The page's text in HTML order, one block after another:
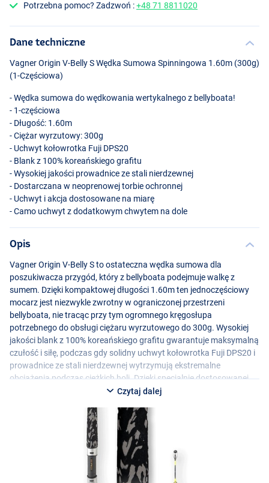
Potrzebna pomoc? Zadzwoń :+48 71 8811020
Dane techniczne
Vagner Origin V-Belly S Wędka Sumowa Spinningowa 1.60m (300g)
(1-Częściowa)
- Wędka sumowa do wędkowania wertykalnego z bellyboata!
- 1-częściowa
- Długość: 1.60m
- Ciężar wyrzutowy: 300g
- Uchwyt kołowrotka Fuji DPS20
- Blank z 100% koreańskiego grafitu
- Wysokiej jakości prowadnice ze stali nierdzewnej
- Dostarczana w neoprenowej torbie ochronnej
- Uchwyt i akcja dostosowane na miarę
- Camo uchwyt z dodatkowym chwytem na dole
Opis
Vagner Origin V-Belly S to ostateczna wędka sumowa dla
poszukiwacza przygód, który z bellyboata podejmuje walkę z
sumem. Dzięki kompaktowej długości 1.60m ten jednoczęściowy
mocarz jest niezwykle zwrotny w ograniczonej przestrzeni
bellyboata, nie tracąc przy tym ogromnego kręgosłupa
potrzebnego do obsługi ciężaru wyrzutowego do 300g. Wysokiej
jakości blank z 100% koreańskiego grafitu gwarantuje maksymalną
czułość i siłę, podczas gdy solidny uchwyt kołowrotka Fuji DPS20 i
prowadnice ze stali nierdzewnej wytrzymują ekstremalne
obciążenia podczas ciężkich holi. Dzięki specjalnie dostosowanej
akcji i camo uchwytowi z dodatkowym chwytem na dole zawsze
najbardziej wymagających warunkach.
Czytaj dalej